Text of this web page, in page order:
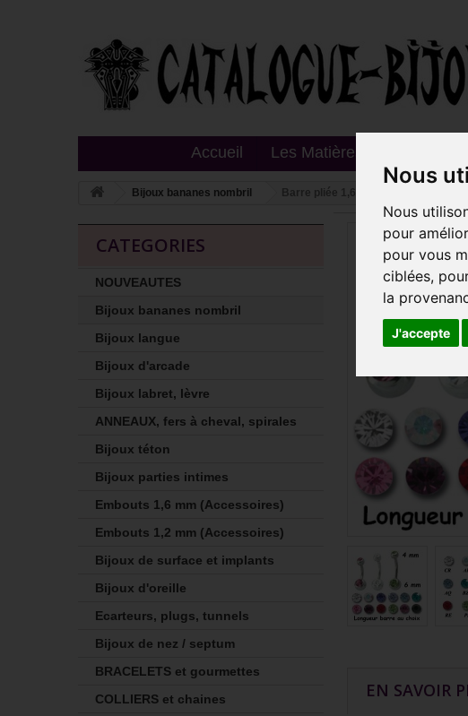
Nous
Nous
pour
pour vous
ciblées,
la
J'accepte
Accueil Les Matières
Bijoux bananes nombril Barre pliée 1,6 mm acier 316L
CATEGORIES
NOUVEAUTES
Bijoux bananes nombril
Bijoux langue
Bijoux d'arcade
Bijoux labret, lèvre
ANNEAUX, fers à cheval, spirales
Bijoux téton
Bijoux parties intimes
Embouts 1,6 mm (Accessoires)
Embouts 1,2 mm (Accessoires)
Bijoux de surface et implants
Bijoux d'oreille
Ecarteurs, plugs, tunnels
Bijoux de nez / septum
BRACELETS et gourmettes
COLLIERS et chaines
EN SAVOIR